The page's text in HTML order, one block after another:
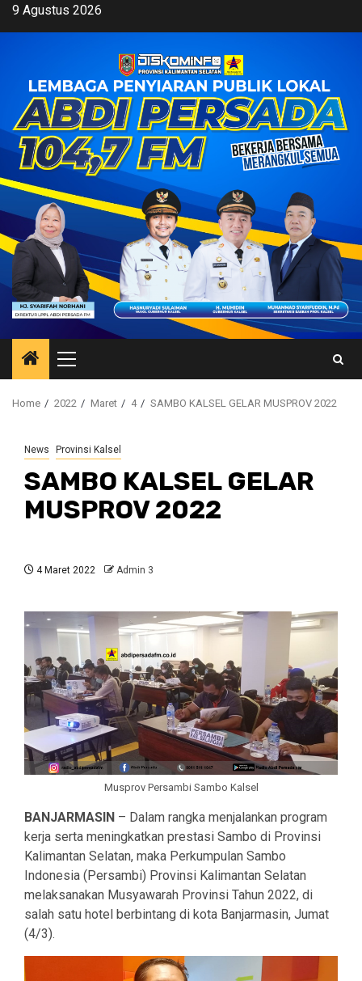
Skip9 Agustus 2026
Primary
Menu
Home 2022 Maret 4 SAMBO KALSEL GELAR MUSPROV 2022
News Provinsi Kalsel
SAMBO KALSEL GELAR
MUSPROV 2022
4 Maret 2022 Admin 3
Musprov Persambi Sambo Kalsel
BANJARMASIN – Dalam rangka menjalankan program
kerja serta meningkatkan prestasi Sambo di Provinsi
Kalimantan Selatan, maka Perkumpulan Sambo
Indonesia (Persambi) Provinsi Kalimantan Selatan
melaksanakan Musyawarah Provinsi Tahun 2022, di
salah satu hotel berbintang di kota Banjarmasin, Jumat
(4/3).